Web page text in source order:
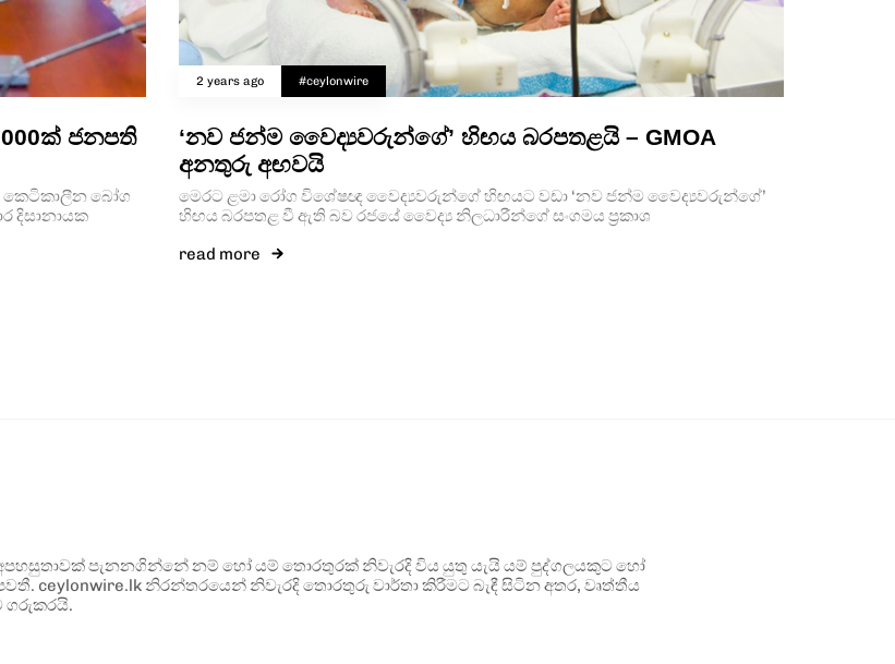
ජනපති
කෙටිකාලීන බෝග
දිසානායක
2 years ago #ceylonwire
‘නව ජන්ම වෛද්‍යවරුන්ගේ’ හිඟය බරපතළයි – GMOA
අනතුරු අඟවයි
මෙරට ළමා රෝග විශේෂඥ වෛද්‍යවරුන්ගේ හිඟයට වඩා ‘නව ජන්ම වෛද්‍යවරුන්ගේ’
හිඟය බරපතළ වී ඇති බව රජයේ වෛද්‍ය නිලධාරීන්ගේ සංගමය ප්‍රකාශ
read more
පැනනගින්නේ නම් හෝ යම් තොරතුරක් නිවැරදි විය යුතු යැයි යම් පුද්ගලයකුට හෝ
ceylonwire.lk නිරන්තරයෙන් නිවැරදි තොරතුරු වාර්තා කිරීමට බැඳී සිටින අතර, වෘත්තීය
ගරුකරයි.